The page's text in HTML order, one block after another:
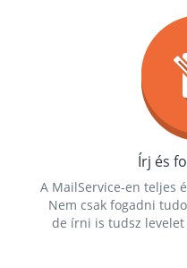
Írj és
A MailService-en teljes
Nem csak fogadni
de írni is tudsz